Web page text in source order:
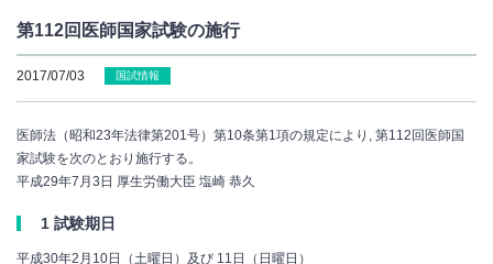
第112回医師国家試験の施行
2017/07/03 国試情報
医師法（昭和23年法律第201号）第10条第1項の規定により, 第112回医師国
家試験を次のとおり施行する。
平成29年7月3日 厚生労働大臣 塩崎 恭久
1 試験期日
平成30年2月10日（土曜日）及び 11日（日曜日）